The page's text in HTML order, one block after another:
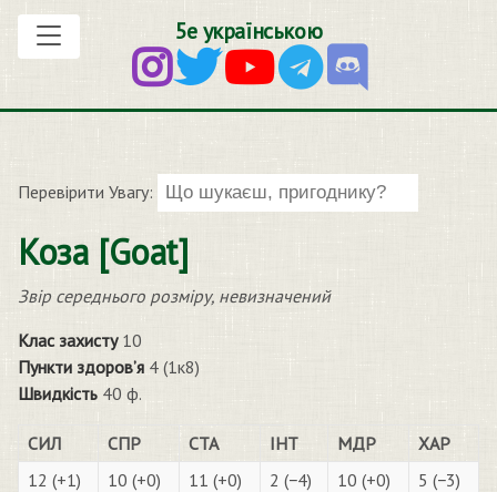
5е українською
Перевірити Увагу:
Коза [Goat]
Звір середнього розміру, невизначений
Клас захисту10
Пункти здоров’я 4 (1к8)
Швидкість 40 ф.
СИЛ СПР СТА ІНТ МДР
ХАР
12 (+1)
10 (+0) 11 (+0) 2 (−4) 10 (+0) 5 (−3)